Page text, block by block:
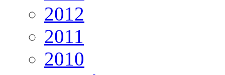
2012
2011
2010